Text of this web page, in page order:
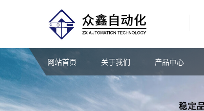
网站首页 关于我们 产品中心